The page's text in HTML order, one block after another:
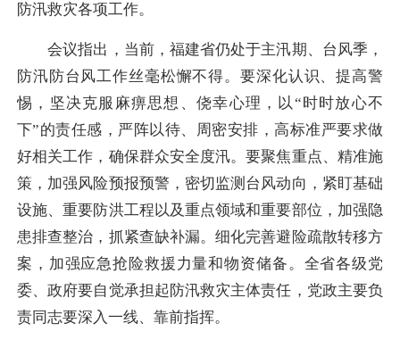
防汛救灾各项工作。
会议指出，当前，福建省仍处于主汛期、台风季，
防汛防台风工作丝毫松懈不得。要深化认识、提高警
惕，坚决克服麻痹思想、侥幸心理，以“时时放心不
下”的责任感，严阵以待、周密安排，高标准严要求做
好相关工作，确保群众安全度汛。要聚焦重点、精准施
策，加强风险预报预警，密切监测台风动向，紧盯基础
设施、重要防洪工程以及重点领域和重要部位，加强隐
患排查整治，抓紧查缺补漏。细化完善避险疏散转移方
案，加强应急抢险救援力量和物资储备。全省各级党
委、政府要自觉承担起防汛救灾主体责任，党政主要负
责同志要深入一线、靠前指挥。